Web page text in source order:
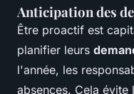
Anticipation des
Être proactif est
planifier leurs
l'année, les
absences. Cela évite